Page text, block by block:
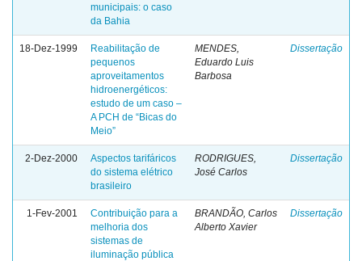
municipais: o caso
da Bahia
18-Dez-1999
Reabilitação de
pequenos
aproveitamentos
hidroenergéticos:
estudo de um caso –
A PCH de “Bicas do
Meio”
MENDES,
Eduardo Luis
Barbosa
Dissertação
2-Dez-2000
Aspectos tarifáricos
do sistema elétrico
brasileiro
RODRIGUES,
José Carlos
Dissertação
1-Fev-2001
Contribuição para a
melhoria dos
sistemas de
iluminação pública
BRANDÃO, Carlos
Alberto Xavier
Dissertação